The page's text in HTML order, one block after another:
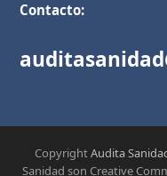
Contacto:
CopyrightAudita
Sanidad son Creative